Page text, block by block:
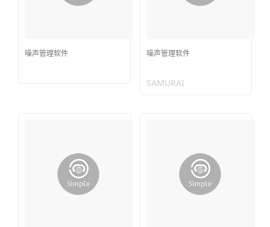
噪声管理软件 噪声管理软件
SAMURAI